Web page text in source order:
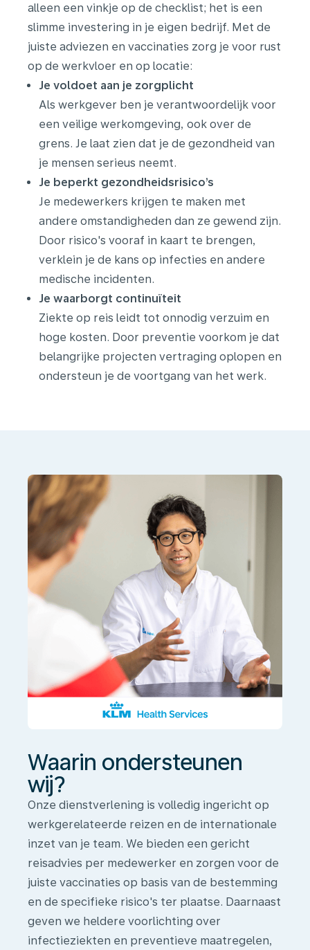
alleen een vinkje op de checklist; het is een
slimme investering in je eigen bedrijf. Met de
juiste adviezen en vaccinaties zorg je voor rust
op de werkvloer en op locatie:
Je voldoet aan je zorgplicht
Als werkgever ben je verantwoordelijk voor
een veilige werkomgeving, ook over de
grens. Je laat zien dat je de gezondheid van
je mensen serieus neemt.
Je beperkt gezondheidsrisico’s
Je medewerkers krijgen te maken met
andere omstandigheden dan ze gewend zijn.
Door risico's vooraf in kaart te brengen,
verklein je de kans op infecties en andere
medische incidenten.
Je waarborgt continuïteit
Ziekte op reis leidt tot onnodig verzuim en
hoge kosten. Door preventie voorkom je dat
belangrijke projecten vertraging oplopen en
ondersteun je de voortgang van het werk.
Waarin
Waarin ondersteunen
wij?
Onze dienstverlening is volledig ingericht op
werkgerelateerde reizen en de internationale
inzet van je team. We bieden een gericht
reisadvies per medewerker en zorgen voor de
juiste vaccinaties op basis van de bestemming
en de specifieke risico's ter plaatse. Daarnaast
geven we heldere voorlichting over
infectieziekten en preventieve maatregelen,